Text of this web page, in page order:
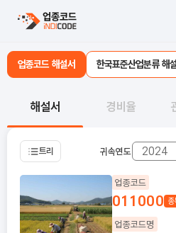
업종코드 해설서 한국표준산업분류 해
해설서 경비율
트리 귀속연도
업종코드
011000 종
업종코드명